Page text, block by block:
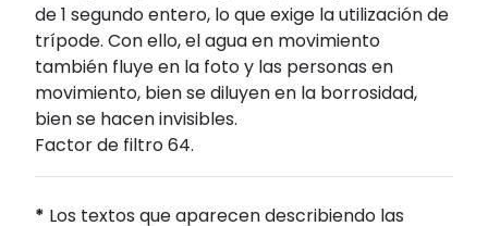
de 1 segundo entero, lo que exige la utilización de
trípode. Con ello, el agua en movimiento
también fluye en la foto y las personas en
movimiento, bien se diluyen en la borrosidad,
bien se hacen invisibles.
Factor de filtro 64.
* Los textos que aparecen describiendo las